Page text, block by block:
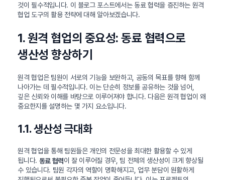
것이 필수적입니다. 이 블로그 포스트에서는 동료 협력을 증진하는 원격
협업 도구의 활용 전략에 대해 알아보겠습니다.
1. 원격 협업의 중요성: 동료 협력으로
생산성 향상하기
원격 협업은 팀원이 서로의 기능을 보완하고, 공동의 목표를 향해 함께
나아가는 데 필수적입니다. 이는 단순히 정보를 공유하는 것을 넘어,
깊은 신뢰와 이해를 바탕으로 이루어져야 합니다. 다음은 원격 협업이 왜
중요한지를 설명하는 몇 가지 요소입니다.
1.1. 생산성 극대화
원격 협업을 통해 팀원들은 개인의 전문성을 최대한 활용할 수 있게
됩니다. 동료 협력이 잘 이루어질 경우, 팀 전체의 생산성이 크게 향상될
수 있습니다. 팀원 각자의 역할이 명확해지고, 업무 분담이 원활하게